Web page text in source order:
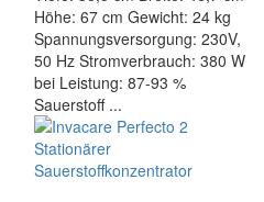
Höhe: 67 cm Gewicht: 24 kg
Spannungsversorgung: 230V,
50 Hz Stromverbrauch: 380 W
bei Leistung: 87-93 %
Sauerstoff ...